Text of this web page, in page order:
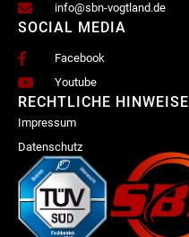
info@sbn-vogtland.de
SOCIAL MEDIA
Facebook
Youtube
RECHTLICHE HINWEISE
Impressum
Datenschutz